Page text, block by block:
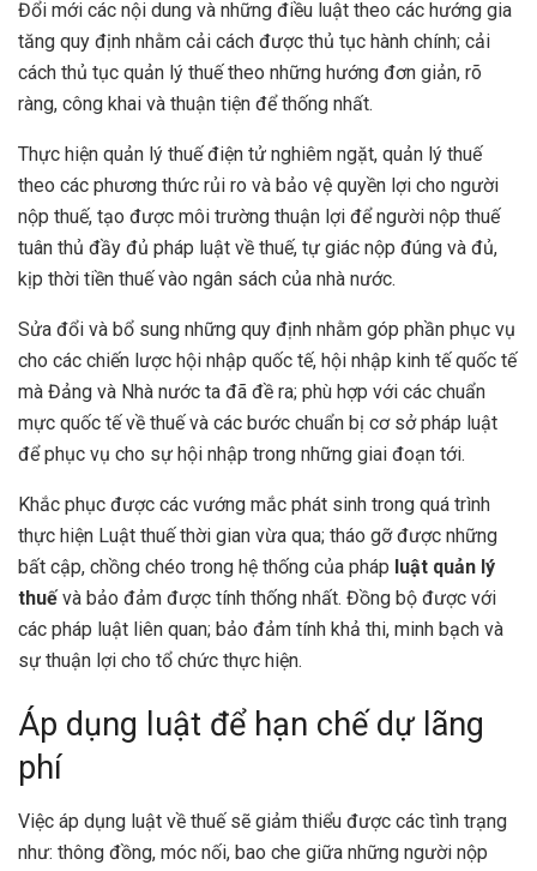
Đổi mới các nội dung và những điều luật theo các hướng gia
tăng quy định nhằm cải cách được thủ tục hành chính; cải
cách thủ tục quản lý thuế theo những hướng đơn giản, rõ
ràng, công khai và thuận tiện để thống nhất.
Thực hiện quản lý thuế điện tử nghiêm ngặt, quản lý thuế
theo các phương thức rủi ro và bảo vệ quyền lợi cho người
nộp thuế, tạo được môi trường thuận lợi để người nộp thuế
tuân thủ đầy đủ pháp luật về thuế, tự giác nộp đúng và đủ,
kịp thời tiền thuế vào ngân sách của nhà nước.
Sửa đổi và bổ sung những quy định nhằm góp phần phục vụ
cho các chiến lược hội nhập quốc tế, hội nhập kinh tế quốc tế
mà Đảng và Nhà nước ta đã đề ra; phù hợp với các chuẩn
mực quốc tế về thuế và các bước chuẩn bị cơ sở pháp luật
để phục vụ cho sự hội nhập trong những giai đoạn tới.
Khắc phục được các vướng mắc phát sinh trong quá trình
thực hiện Luật thuế thời gian vừa qua; tháo gỡ được những
bất cập, chồng chéo trong hệ thống của pháp luật quản lý
thuếvà bảo đảm được tính thống nhất. Đồng bộ được với
các pháp luật liên quan; bảo đảm tính khả thi, minh bạch và
sự thuận lợi cho tổ chức thực hiện.
Áp dụng luật để hạn chế dự lãng
phí
Việc áp dụng luật về thuế sẽ giảm thiểu được các tình trạng
như: thông đồng, móc nối, bao che giữa những người nộp